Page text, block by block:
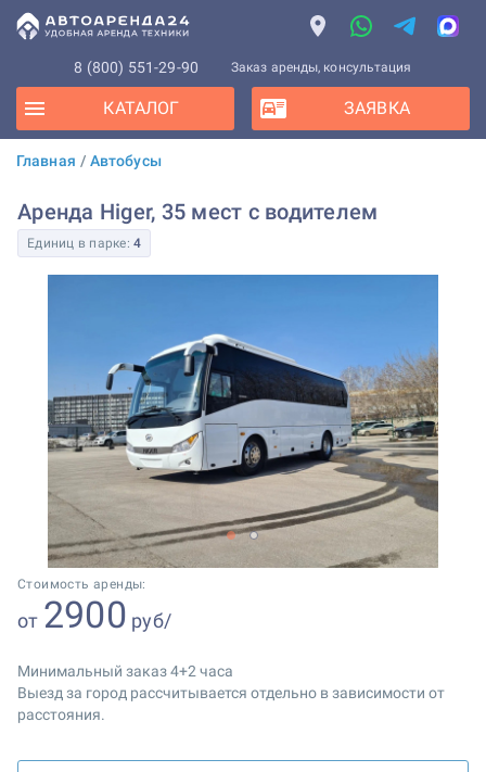
8 (800) 551-29-90 Заказ аренды, консультация
КАТАЛОГ ЗАЯВКА
Главная / Автобусы
Аренда Higer, 35 мест с водителем
Единиц в парке: 4
1 2
Стоимость аренды:
от 2900 руб/
Минимальный заказ 4+2 часа
Выезд за город рассчитывается отдельно в зависимости от
расстояния.